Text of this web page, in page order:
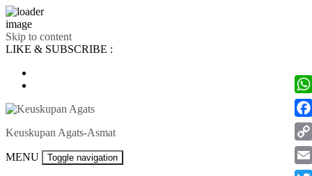
Skip to content
LIKE & SUBSCRIBE :
Keuskupan Agats-Asmat
MENU Toggle navigation